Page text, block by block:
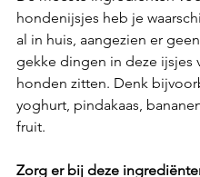
hondenijsjes heb je
al in huis, aangezien er
gekke dingen in deze ijsjes
honden zitten. Denk
yoghurt, pindakaas,
fruit.
Zorg er bij deze